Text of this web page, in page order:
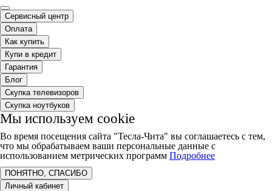
Сервисный центр
Оплата
Как купить
Купи в кредит
Гарантия
Блог
Скупка телевизоров
Скупка ноутбуков
Мы используем cookie
Во время посещения сайта "Тесла-Чита" вы соглашаетесь с тем,
что мы обрабатываем ваши персональные данные с
использованием метрических программ Подробнее
ПОНЯТНО, СПАСИБО
Личный кабинет